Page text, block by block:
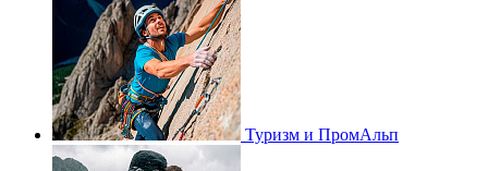
Туризм и ПромАльп